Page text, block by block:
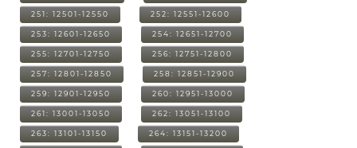
251: 12501-12550 252: 12551-12600
253: 12601-12650 254: 12651-12700
255: 12701-12750 256: 12751-12800
257: 12801-12850 258: 12851-12900
259: 12901-12950 260: 12951-13000
261: 13001-13050 262: 13051-13100
263: 13101-13150 264: 13151-13200